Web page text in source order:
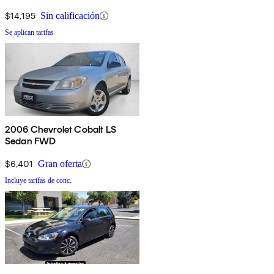
$14,195 Sin calificación
Se aplican tarifas
2006 Chevrolet Cobalt LS
Sedan FWD
$6,401 Gran oferta
Incluye tarifas de conc.